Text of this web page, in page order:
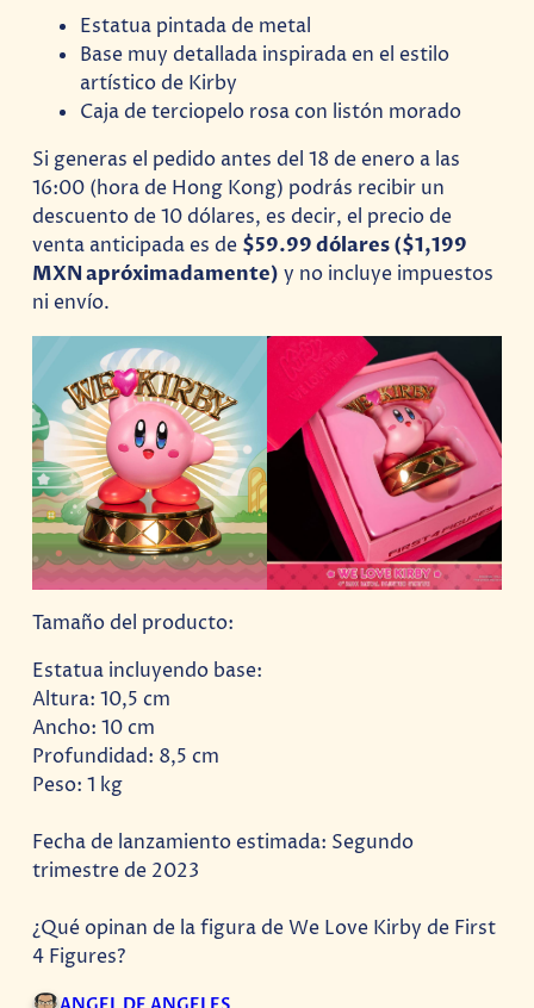
Estatua pintada de metal
Base muy detallada inspirada en el estilo
artístico de Kirby
Caja de terciopelo rosa con listón morado
Si generas el pedido antes del 18 de enero a las
16:00 (hora de Hong Kong) podrás recibir un
descuento de 10 dólares, es decir, el precio de
venta anticipada es de $59.99 dólares ($1,199
MXN apróximadamente) y no incluye impuestos
ni envío.
Tamaño del producto:
Estatua incluyendo base:
Altura: 10,5 cm
Ancho: 10 cm
Profundidad: 8,5 cm
Peso: 1 kg
Fecha de lanzamiento estimada: Segundo
trimestre de 2023
¿Qué opinan de la figura de We Love Kirby de First
4 Figures?